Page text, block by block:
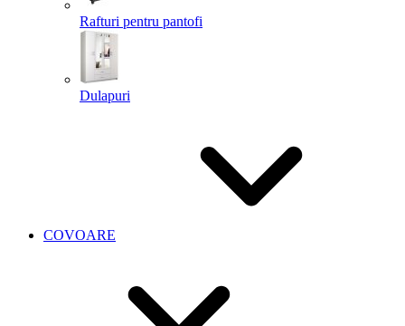
Rafturi pentru pantofi
Dulapuri
COVOARE